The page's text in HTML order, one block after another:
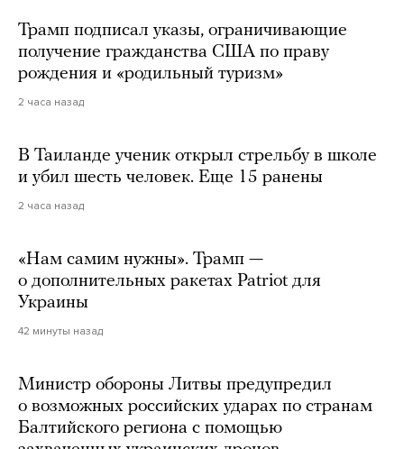
Трамп подписал указы, ограничивающие
получение гражданства США по праву
рождения и «родильный туризм»
2 часа назад
В Таиланде ученик открыл стрельбу в школе
и убил шесть человек. Еще 15 ранены
2 часа назад
«Нам самим нужны». Трамп —
о дополнительных ракетах Patriot для
Украины
42 минуты назад
Министр обороны Литвы предупредил
о возможных российских ударах по странам
Балтийского региона с помощью